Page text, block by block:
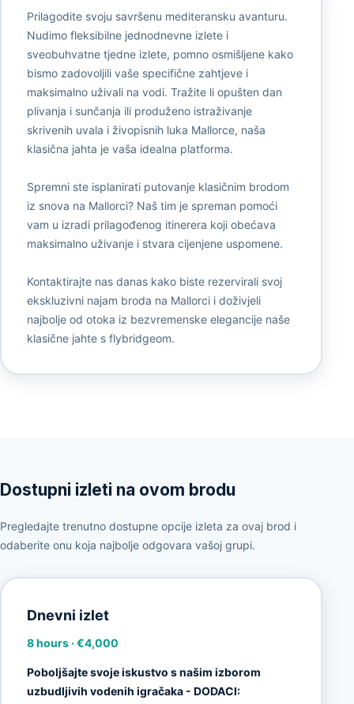
Prilagodite svoju savršenu mediteransku avanturu.
Nudimo fleksibilne jednodnevne izlete i
sveobuhvatne tjedne izlete, pomno osmišljene kako
bismo zadovoljili vaše specifične zahtjeve i
maksimalno uživali na vodi. Tražite li opušten dan
plivanja i sunčanja ili produženo istraživanje
skrivenih uvala i živopisnih luka Mallorce, naša
klasična jahta je vaša idealna platforma.
Spremni ste isplanirati putovanje klasičnim brodom
iz snova na Mallorci? Naš tim je spreman pomoći
vam u izradi prilagođenog itinerera koji obećava
maksimalno uživanje i stvara cijenjene uspomene.
Kontaktirajte nas danas kako biste rezervirali svoj
ekskluzivni najam broda na Mallorci i doživjeli
najbolje od otoka iz bezvremenske elegancije naše
klasične jahte s flybridgeom.
Dostupni izleti na ovom brodu
Pregledajte trenutno dostupne opcije izleta za ovaj brod i
odaberite onu koja najbolje odgovara vašoj grupi.
Dnevni izlet
8 hours·€4,000
Poboljšajte svoje iskustvo s našim izborom
uzbudljivih vodenih igračaka - DODACI: